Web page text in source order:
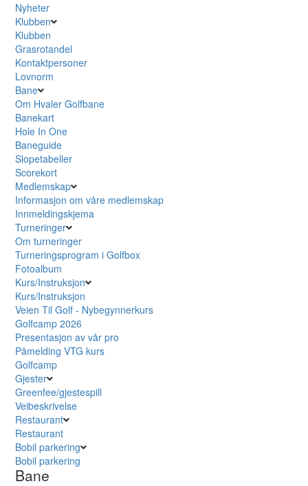
Nyheter
Klubben
Klubben
Grasrotandel
Kontaktpersoner
Lovnorm
Bane
Om Hvaler Golfbane
Banekart
Hole In One
Baneguide
Slopetabeller
Scorekort
Medlemskap
Informasjon om våre medlemskap
Innmeldingskjema
Turneringer
Om turneringer
Turneringsprogram i Golfbox
Fotoalbum
Kurs/Instruksjon
Kurs/Instruksjon
Veien Til Golf - Nybegynnerkurs
Golfcamp 2026
Presentasjon av vår pro
Påmelding VTG kurs
Golfcamp
Gjester
Greenfee/gjestespill
Veibeskrivelse
Restaurant
Restaurant
Bobil parkering
Bobil parkering
Bane